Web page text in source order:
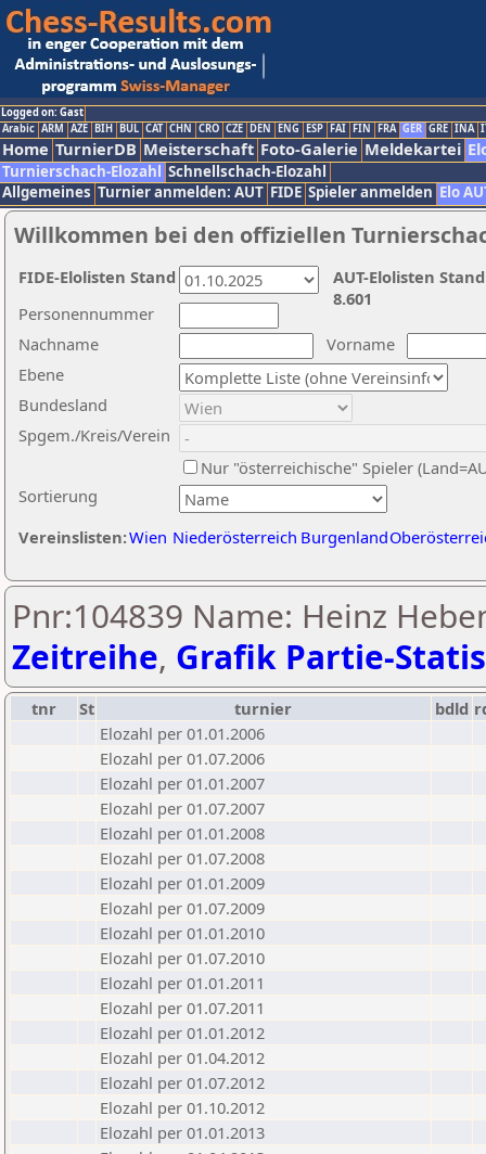
Logged on: Gast
Arabic ARM AZE BIH BUL CAT CHN CRO CZE DEN ENG ESP FAI FIN FRA GER GRE INA
Home TurnierDB Meisterschaft Foto-Galerie Meldekartei
Turnierschach-Elozahl Schnellschach-Elozahl
Allgemeines Turnier anmelden: AUT FIDE Spieler anmelden Elo
Willkommen bei den offiziellen
Nachname
Vorname
Ebene
Sortierung
Personennummer
Bundesland
Spgem./Kreis/Verein
Nur "österreichische" Spieler
Vereinslisten:Wien Niederösterreich Burgenland
AUT-Elolisten
8.601
FIDE-Elolisten Stand
Pnr:104839 Name: Heinz
Zeitreihe, Grafik Partie-
tnr St turnier bdld
Elozahl per 01.01.2006
Elozahl per 01.07.2006
Elozahl per 01.01.2007
Elozahl per 01.07.2007
Elozahl per 01.01.2008
Elozahl per 01.07.2008
Elozahl per 01.01.2009
Elozahl per 01.07.2009
Elozahl per 01.01.2010
Elozahl per 01.07.2010
Elozahl per 01.01.2011
Elozahl per 01.07.2011
Elozahl per 01.01.2012
Elozahl per 01.04.2012
Elozahl per 01.07.2012
Elozahl per 01.10.2012
Elozahl per 01.01.2013